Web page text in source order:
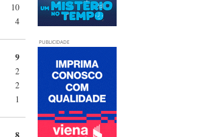
10
4
9
2
2
1
PUBLICIDADE